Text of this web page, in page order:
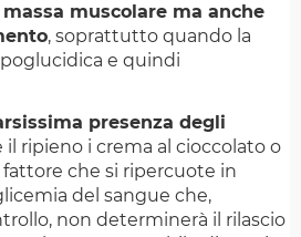
muscolare ma anche
, soprattutto quando la
e quindi
presenza degli
ripieno i crema al cioccolato o
che si ripercuote in
del sangue che,
non determinerà il rilascio